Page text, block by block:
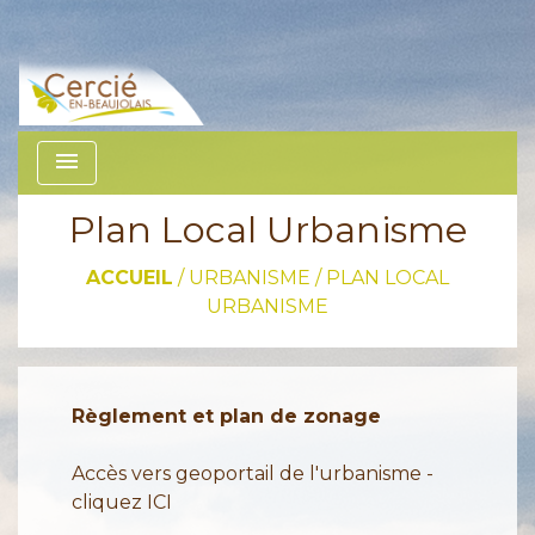
menu
Plan Local Urbanisme
ACCUEIL / URBANISME / PLAN LOCAL
URBANISME
Règlement et plan de zonage
Accès vers geoportail de l'urbanisme -
cliquez ICI